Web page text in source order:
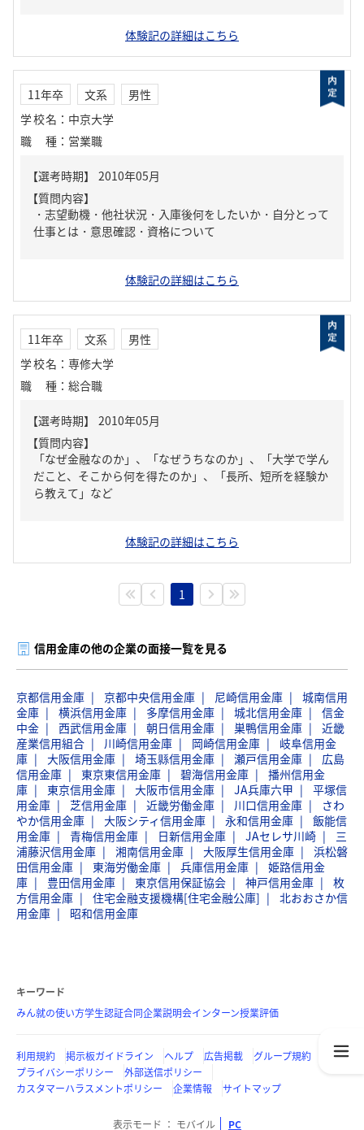
体験記の詳細はこちら
11年卒 文系
男性
学校名 ： 中京大学
職種 ： 営業職
【質問内容】
・志望動機・他社状況・入庫後何をしたいか・自分とって
仕事とは・意思確認・資格について
体験記の詳細はこちら
11年卒 文系
男性
学校名 ： 専修大学
職種 ： 総合職
【質問内容】
「なぜ金融なのか」、「なぜうちなのか」、「大学で学ん
だこと、そこから何を得たのか」、「長所、短所を経験か
ら教えて」など
体験記の詳細はこちら
1
信用金庫の他の企業の面接一覧を見る
京都信用金庫 京都中央信用金庫 尼崎信用金庫
城南信用
金庫
横浜信用金庫 多摩信用金庫 城北信用金庫
信金
中金
西武信用金庫 朝日信用金庫 巣鴨信用金庫
近畿
産業信用組合
川崎信用金庫 岡崎信用金庫
岐阜信用金
庫
大阪信用金庫 埼玉縣信用金庫 瀬戸信用金庫
広島
信用金庫
東京東信用金庫 碧海信用金庫
播州信用金
庫
東京信用金庫 大阪市信用金庫 JA兵庫六甲
平塚信
用金庫
芝信用金庫 近畿労働金庫 川口信用金庫
さわ
やか信用金庫
大阪シティ信用金庫 永和信用金庫
飯能信
用金庫
青梅信用金庫 日新信用金庫 JAセレサ川崎
三
浦藤沢信用金庫
湘南信用金庫 大阪厚生信用金庫
浜松磐
田信用金庫
東海労働金庫 兵庫信用金庫
姫路信用金
庫
豊田信用金庫 東京信用保証協会 神戸信用金庫
枚
方信用金庫
住宅金融支援機構[住宅金融公庫]
北おおさか信
用金庫
昭和信用金庫
キーワード
みん就の使い方学生認証合同企業説明会インターン授業評価
利用規約 掲示板ガイドライン ヘルプ 広告掲載
グループ規約
プライバシーポリシー
外部送信ポリシー
カスタマーハラスメントポリシー
企業情報 サイトマップ
表示モード モバイル PC